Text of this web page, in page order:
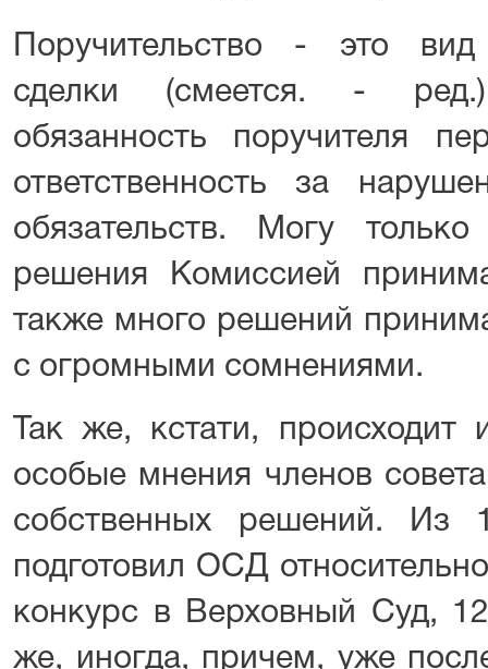
Поручительство - это вид
сделки (смеется. -
обязанность поручителя
ответственность за
обязательств. Могу
решения Комиссией
также много решений
с огромными сомнениями.
Так же, кстати,
особые мнения членов
собственных решений. Из
подготовил ОСД
конкурс в Верховный Суд,
же, иногда, причем, уже